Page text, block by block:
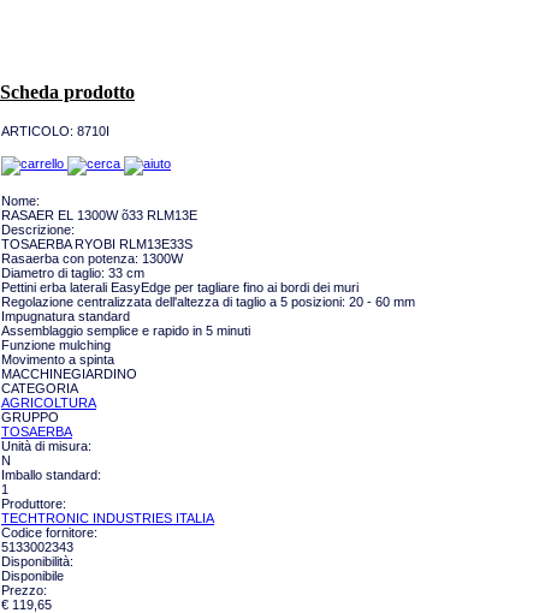
Scheda prodotto
ARTICOLO: 8710I
Nome:
RASAER EL 1300W õ33 RLM13E
Descrizione:
TOSAERBA RYOBI RLM13E33S
Rasaerba con potenza: 1300W
Diametro di taglio: 33 cm
Pettini erba laterali EasyEdge per tagliare fino ai bordi dei muri
Regolazione centralizzata dell'altezza di taglio a 5 posizioni: 20 - 60 mm
Impugnatura standard
Assemblaggio semplice e rapido in 5 minuti
Funzione mulching
Movimento a spinta
MACCHINEGIARDINO
CATEGORIA
AGRICOLTURA
GRUPPO
TOSAERBA
Unità di misura:
N
Imballo standard:
1
Produttore:
TECHTRONIC INDUSTRIES ITALIA
Codice fornitore:
5133002343
Disponibilità:
Disponibile
Prezzo:
€ 119,65